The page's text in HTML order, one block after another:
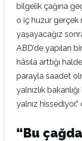
bilgelik çağına
o iç huzur gerçek
yaşayacağız
ABD’de yapılan
hâsıla arttığı
parayla saadet
yalnızlık
yalnız hissediyor.”
“Bu